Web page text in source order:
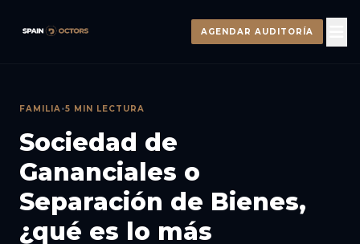
AGENDAR AUDITORÍA
FAMILIA•5 MIN LECTURA
Sociedad de
Gananciales o
Separación de Bienes,
¿qué es lo más